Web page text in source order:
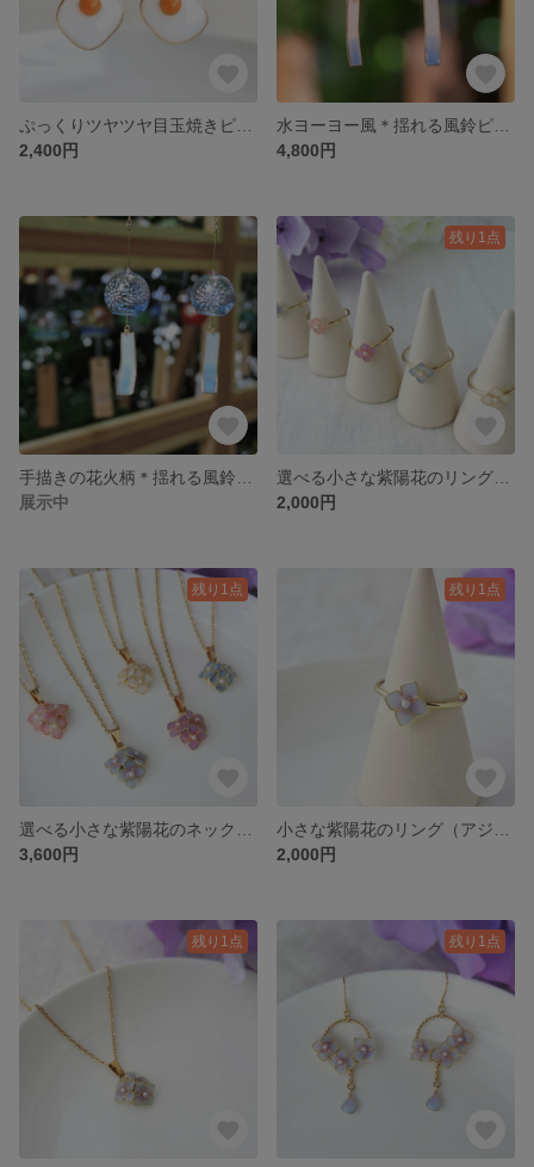
2,400円
4,800円
展示中
残り1点
2,000円
残り1点
3,600円
残り1点
2,000円
残り1点 残り1点